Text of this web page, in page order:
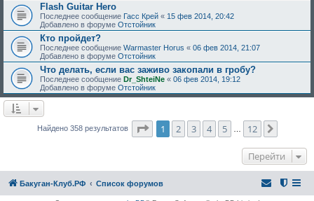
Flash Guitar Hero
Последнее сообщение Гасс Крей « 15 фев 2014, 20:42
Добавлено в форуме Отстойник
Кто пройдет?
Последнее сообщение Warmaster Horus « 06 фев 2014, 21:07
Добавлено в форуме Отстойник
Что делать, если вас заживо закопали в гробу?
Последнее сообщение Dr_ShteiNe « 06 фев 2014, 19:12
Добавлено в форуме Отстойник
Найдено 358 результатов Страница1 из
1 2 3 4 5 12
Перейти
Бакуган-Клуб.РФ Список форумов